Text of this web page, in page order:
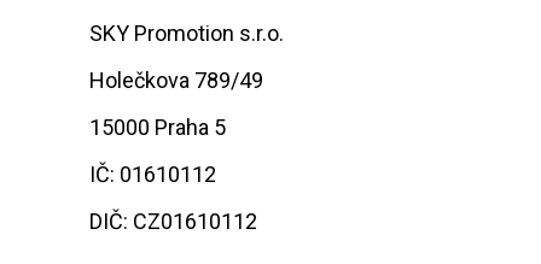
SKY Promotion s.r.o.
Holečkova 789/49
15000 Praha 5
IČ: 01610112
DIČ: CZ01610112